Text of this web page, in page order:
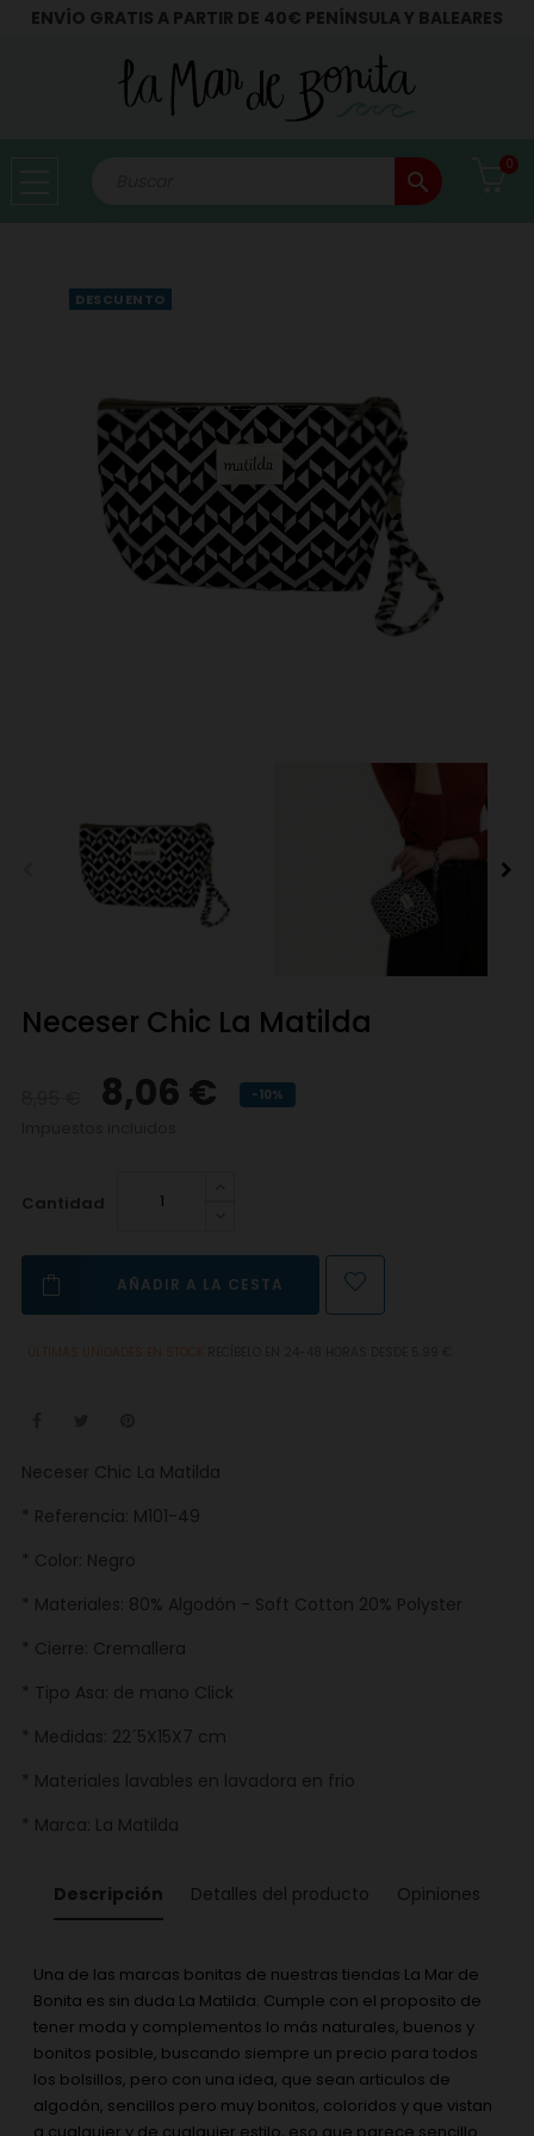
ENVÍO GRATIS A PARTIR DE 40€ PENÍNSULA Y BALEARES
search
0
DESCUENTO
Neceser Chic La Matilda
8,06 € -10%
Cantidad
AÑADIR A LA CESTA
ÚLTIMAS UNIDADES EN STOCK
Neceser Chic La Matilda
* Referencia: M101-49
* Color: Negro
* Materiales: 80% Algodón - Soft Cotton 20% Polyster
* Cierre: Cremallera
* Tipo Asa: de mano Click
* Medidas: 22´5X15X7 cm
* Materiales lavables en lavadora en frio
* Marca: La Matilda
Descripción Detalles del producto Opiniones
Una de las marcas bonitas de nuestras tiendas La Mar de
Bonita es sin duda La Matilda. Cumple con el proposito de
tener moda y complementos lo más naturales, buenos y
bonitos posible, buscando siempre un precio para todos
los bolsillos, pero con una idea, que sean articulos de
algodón, sencillos pero muy bonitos, coloridos y que vistan